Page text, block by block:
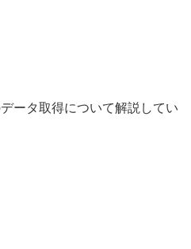
ータ取得について解説してい